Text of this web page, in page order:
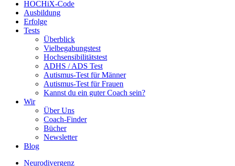
HOCHiX-Code
Ausbildung
Erfolge
Tests
Überblick
Vielbegabungstest
Hochsensibilitätstest
ADHS / ADS Test
Autismus-Test für Männer
Autismus-Test für Frauen
Kannst du ein guter Coach sein?
Wir
Über Uns
Coach-Finder
Bücher
Newsletter
Blog
Neurodivergenz